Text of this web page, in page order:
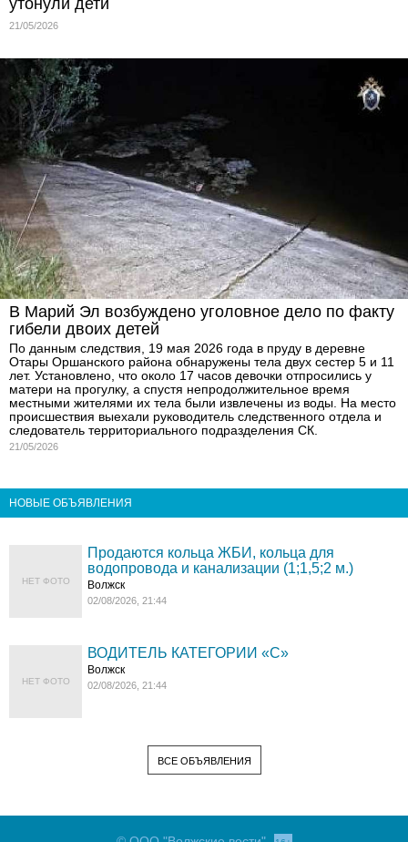
21/05/2026
В Марий Эл возбуждено уголовное дело по факту
гибели двоих детей
По данным следствия, 19 мая 2026 года в пруду в деревне
Отары Оршанского района обнаружены тела двух сестер 5 и 11
лет. Установлено, что около 17 часов девочки отпросились у
матери на прогулку, а спустя непродолжительное время
местными жителями их тела были извлечены из воды. На место
происшествия выехали руководитель следственного отдела и
следователь территориального подразделения СК.
21/05/2026
НОВЫЕ ОБЪЯВЛЕНИЯ
НЕТ ФОТО
Продаются кольца ЖБИ, кольца для
водопровода и канализации (1;1,5;2 м.)
Волжск
02/08/2026, 21:44
НЕТ ФОТО
ВОДИТЕЛЬ КАТЕГОРИИ «C»
Волжск
02/08/2026, 21:44
ВСЕ ОБЪЯВЛЕНИЯ